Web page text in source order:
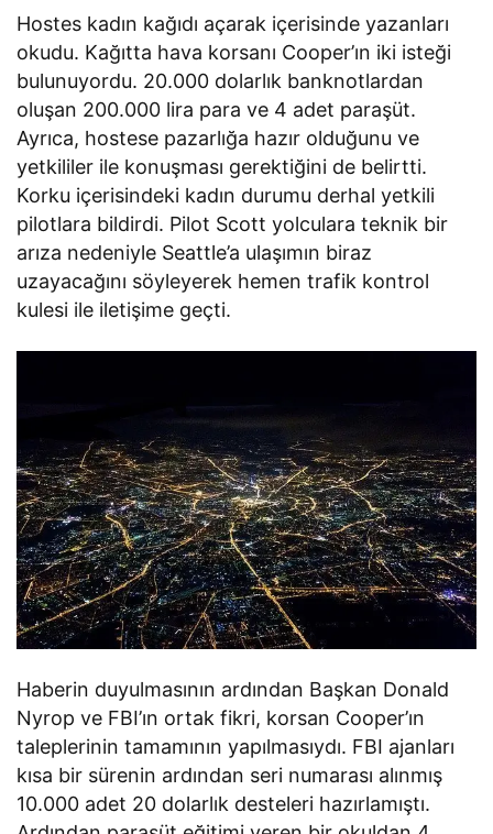
Hostes kadın kağıdı açarak içerisinde yazanları
okudu. Kağıtta hava korsanı Cooper’ın iki isteği
bulunuyordu. 20.000 dolarlık banknotlardan
oluşan 200.000 lira para ve 4 adet paraşüt.
Ayrıca, hostese pazarlığa hazır olduğunu ve
yetkililer ile konuşması gerektiğini de belirtti.
Korku içerisindeki kadın durumu derhal yetkili
pilotlara bildirdi. Pilot Scott yolculara teknik bir
arıza nedeniyle Seattle’a ulaşımın biraz
uzayacağını söyleyerek hemen trafik kontrol
kulesi ile iletişime geçti.
Haberin duyulmasının ardından Başkan Donald
Nyrop ve FBI’ın ortak fikri, korsan Cooper’ın
taleplerinin tamamının yapılmasıydı. FBI ajanları
kısa bir sürenin ardından seri numarası alınmış
10.000 adet 20 dolarlık desteleri hazırlamıştı.